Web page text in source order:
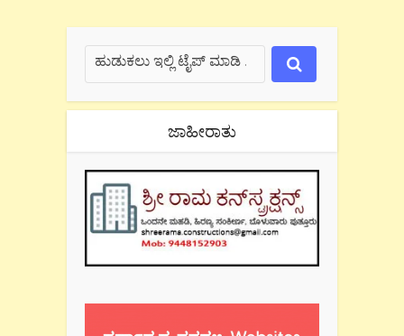
ಜಾಹೀರಾತು